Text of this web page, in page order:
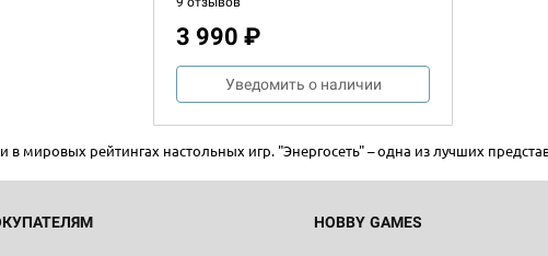
3 990 ₽
Уведомить о наличии
мировых рейтингах настольных игр. "Энергосеть" – одна из лучших
HOBBY GAMES
1 991
12 990